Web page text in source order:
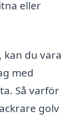
eller
kan du vara
med
Så varför
golv